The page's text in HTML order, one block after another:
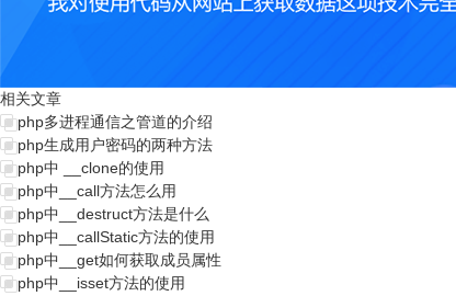
相关文章
php多进程通信之管道的介绍
php生成用户密码的两种方法
php中 __clone的使用
php中__call方法怎么用
php中__destruct方法是什么
php中__callStatic方法的使用
php中__get如何获取成员属性
php中__isset方法的使用